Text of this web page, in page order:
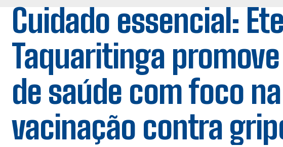
Cuidado essencial:
Taquaritinga
de saúde com foco na
vacinação contra